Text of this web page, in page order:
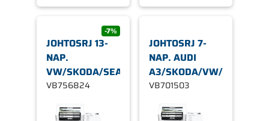
-7%
JOHTOSRJ 13-
NAP.
VW/SKODA/SEAT
VB756824
JOHTOSRJ 7-
NAP. AUDI
A3/SKODA/VW/SEAT
VB701503